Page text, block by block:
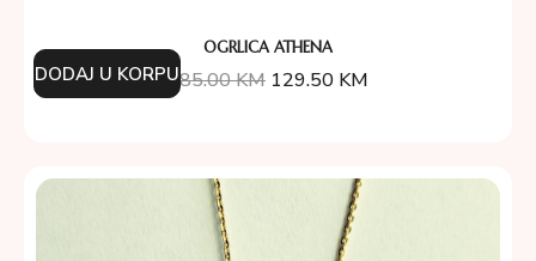
OGRLICA ATHENA
185.00KM 129.50 KM
DODAJ U KORPU